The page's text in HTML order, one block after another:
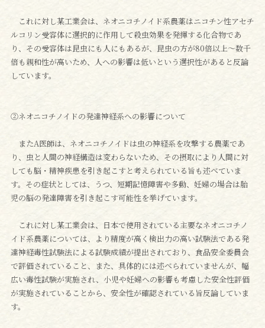
これに対し某工業会は、ネオニコチノイド系農薬はニコチン性アセチ
ルコリン受容体に選択的に作用して殺虫効果を発揮する化合物であ
り、その受容体は昆虫にも人にもあるが、昆虫の方が80倍以上～数千
倍も親和性が高いため、人への影響は低いという選択性があると反論
しています。
②ネオニコチノイドの発達神経系への影響について
またA医師は、ネオニコチノイドは虫の神経系を攻撃する農薬であ
り、虫と人間の神経構造は変わらないため、その摂取により人間に対
しても脳・精神疾患を引き起こすと考えられている旨も述べていま
す。その症状としては、うつ、短期記憶障害や多動、妊婦の場合は胎
児の脳の発達障害を引き起こす可能性を挙げています。
これに対し某工業会は、日本で使用されている主要なネオニコチノ
イド系農薬については、より精度が高く検出力の高い試験法である発
達神経毒性試験法による試験成績が提出されており、食品安全委員会
で評価されていること、また、具体的には述べられていませんが、幅
広い毒性試験が実施され、小児や妊婦への影響も考慮した安全性評価
が実施されていることから、安全性が確認されている旨反論していま
す。